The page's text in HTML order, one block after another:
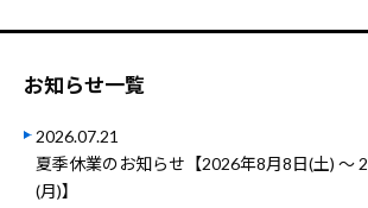
お知らせ一覧
2026.07.21
夏季休業のお知らせ【2026年8月8日(土) ～
(月)】